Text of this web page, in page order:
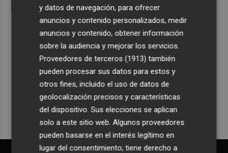
Recibe toda la actualidad de
Plaza Podcast en tu correo
Quiero suscribirme
y datos de navegación, para ofrecer
anuncios y contenido personalizados, medir
anuncios y contenido, obtener información
sobre la audiencia y mejorar los servicios.
Proveedores de terceros (1913) también
pueden procesar sus datos para estos y
otros fines, incluido el uso de datos de
geolocalización precisos y características
del dispositivo. Sus elecciones se aplican
solo a este sitio web. Algunos proveedores
pueden basarse en el interés legítimo en
lugar del consentimiento; tiene derecho a